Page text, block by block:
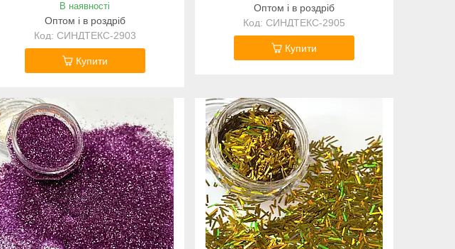
В наявності
Оптом і в роздріб
СИНДТЕКС-2903
Купити
Оптом і в роздріб
СИНДТЕКС-2905
Купити